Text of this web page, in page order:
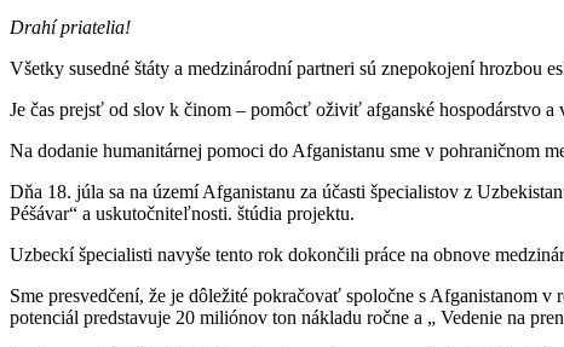
Drahí priatelia!
Všetky susedné štáty a medzinárodní partneri sú znepokojení hrozbou
Je čas prejsť od slov k činom – pomôcť oživiť afganské hospodárstvo
Na dodanie humanitárnej pomoci do Afganistanu sme v pohraničnom
Dňa 18. júla sa na území Afganistanu za účasti špecialistov z
Péšávar“ a uskutočniteľnosti. štúdia projektu.
Uzbeckí špecialisti navyše tento rok dokončili práce na obnove
Sme presvedčení, že je dôležité pokračovať spoločne s Afganistanom
potenciál predstavuje 20 miliónov ton nákladu ročne a „ Vedenie na